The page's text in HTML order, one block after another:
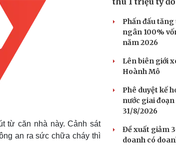
từ căn nhà này. Cảnh sát
an ra sức chữa cháy thì
Phấn đấu
ngân 100%
năm 2026
Lên biên giới
Hoành Mô
Phê duyệt kế
nước giai
31/8/2026
Đề xuất giảm
doanh có